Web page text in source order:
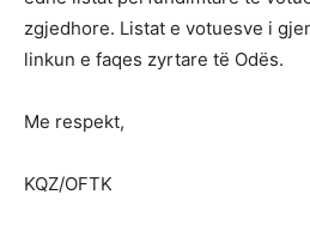
zgjedhore. Listat e votuesve i
linkun e faqes zyrtare të Odës.
Me respekt,
KQZ/OFTK